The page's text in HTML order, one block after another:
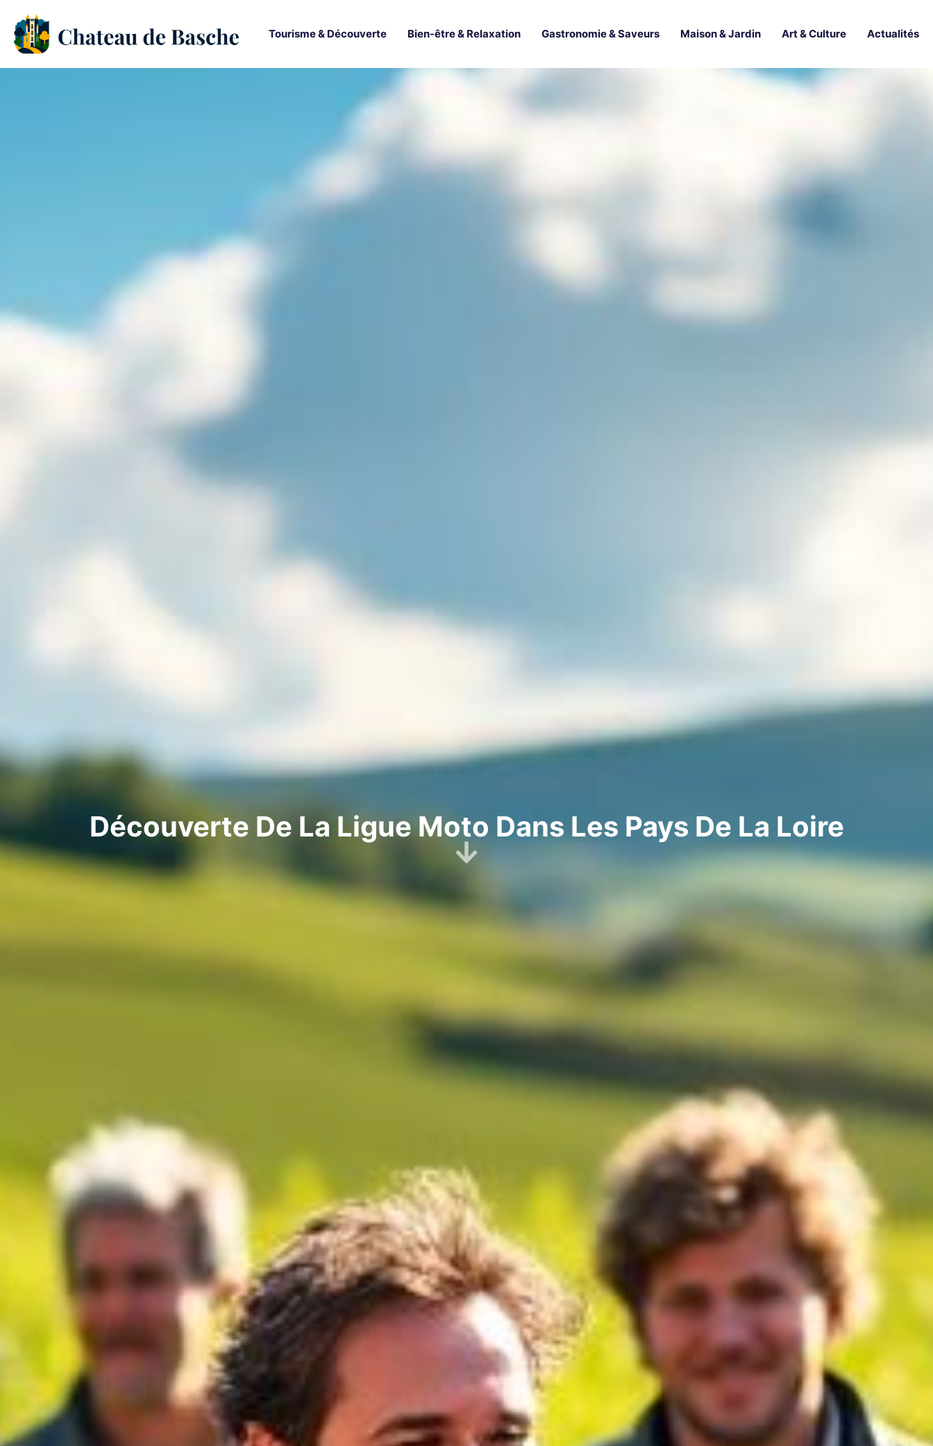
Tourisme & Découverte Bien-être & Relaxation Gastronomie & Saveurs Maison & Jardin Art & Culture Actualités
Découverte De La Ligue Moto Dans Les Pays De La Loire